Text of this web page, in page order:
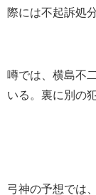
際には不起訴処
噂では、横島不
いる。裏に別の
弓神の予想では